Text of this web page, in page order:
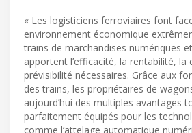
« Les logisticiens ferroviaires font
environnement économique
trains de marchandises numériques
apportent l’efficacité, la rentabilité, la
prévisibilité nécessaires. Grâce aux
des trains, les propriétaires de
aujourd’hui des multiples avantages
parfaitement équipés pour les
comme l’attelage automatique